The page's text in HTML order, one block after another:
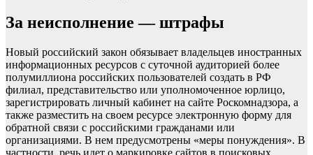
За неисполнение — штрафы
Новый российский закон обязывает владельцев иностранных
информационных ресурсов с суточной аудиторией более
полумиллиона российских пользователей создать в РФ
филиал, представительство или уполномоченное юрлицо,
зарегистрировать личный кабинет на сайте Роскомнадзора, а
также разместить на своем ресурсе электронную форму для
обратной связи с российскими гражданами или
организациями. В нем предусмотрены «меры понуждения». В
частности, речь идет о маркировке сайтов в поисковых